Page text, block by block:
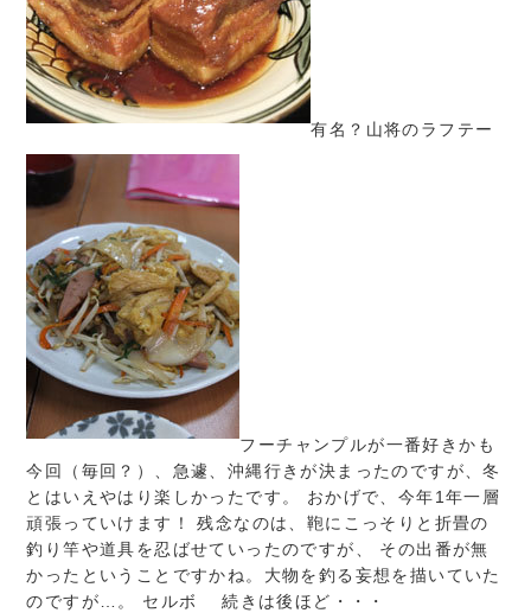
有名？山将のラフテー
フーチャンプルが一番好きかも
今回（毎回？）、急遽、沖縄行きが決まったのですが、冬
とはいえやはり楽しかったです。 おかげで、今年1年一層
頑張っていけます！ 残念なのは、鞄にこっそりと折畳の
釣り竿や道具を忍ばせていったのですが、 その出番が無
かったということですかね。大物を釣る妄想を描いていた
のですが…。 セルボ 続きは後ほど・・・